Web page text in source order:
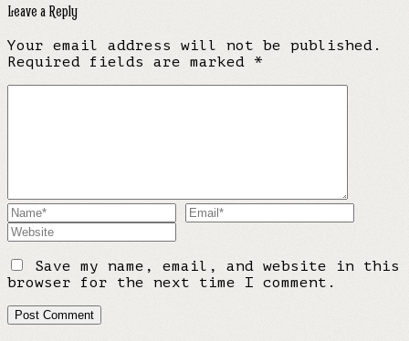
Leave a Reply
Your email address will not be published.
Required fields are marked *
Save my name, email, and website in this
browser for the next time I comment.